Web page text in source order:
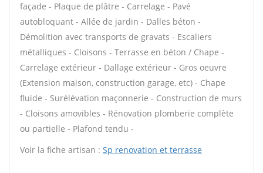
façade - Plaque de plâtre - Carrelage - Pavé
autobloquant - Allée de jardin - Dalles béton -
Démolition avec transports de gravats - Escaliers
métalliques - Cloisons - Terrasse en béton / Chape -
Carrelage extérieur - Dallage extérieur - Gros oeuvre
(Extension maison, construction garage, etc) - Chape
fluide - Surélévation maçonnerie - Construction de murs
- Cloisons amovibles - Rénovation plomberie complète
ou partielle - Plafond tendu -
Voir la fiche artisan : Sp renovation et terrasse